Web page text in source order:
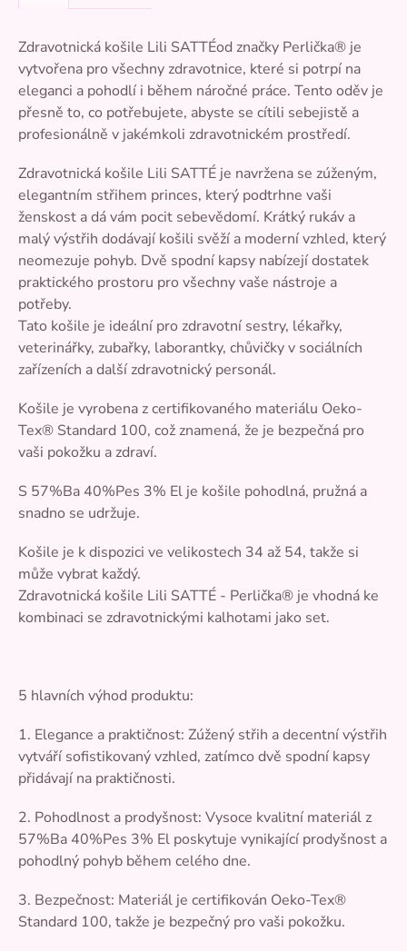
Zdravotnická košile Lili SATTÉod značky Perlička® je
vytvořena pro všechny zdravotnice, které si potrpí na
eleganci a pohodlí i během náročné práce. Tento oděv je
přesně to, co potřebujete, abyste se cítili sebejistě a
profesionálně v jakémkoli zdravotnickém prostředí.
Zdravotnická košile Lili SATTÉ je navržena se zúženým,
elegantním střihem princes, který podtrhne vaši
ženskost a dá vám pocit sebevědomí. Krátký rukáv a
malý výstřih dodávají košili svěží a moderní vzhled, který
neomezuje pohyb. Dvě spodní kapsy nabízejí dostatek
praktického prostoru pro všechny vaše nástroje a
potřeby.
Tato košile je ideální pro zdravotní sestry, lékařky,
veterinářky, zubařky, laborantky, chůvičky v sociálních
zařízeních a další zdravotnický personál.
Košile je vyrobena z certifikovaného materiálu Oeko-
Tex® Standard 100, což znamená, že je bezpečná pro
vaši pokožku a zdraví.
S 57%Ba 40%Pes 3% El je košile pohodlná, pružná a
snadno se udržuje.
Košile je k dispozici ve velikostech 34 až 54, takže si
může vybrat každý.
Zdravotnická košile Lili SATTÉ - Perlička® je vhodná ke
kombinaci se zdravotnickými kalhotami jako set.
5 hlavních výhod produktu:
1. Elegance a praktičnost: Zúžený střih a decentní výstřih
vytváří sofistikovaný vzhled, zatímco dvě spodní kapsy
přidávají na praktičnosti.
2. Pohodlnost a prodyšnost: Vysoce kvalitní materiál z
57%Ba 40%Pes 3% El poskytuje vynikající prodyšnost a
pohodlný pohyb během celého dne.
3. Bezpečnost: Materiál je certifikován Oeko-Tex®
Standard 100, takže je bezpečný pro vaši pokožku.